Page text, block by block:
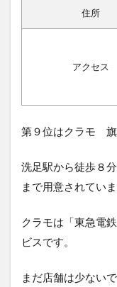
住所
アクセス
第９位はクラモ
洗足駅から徒歩８
まで用意されていま
クラモは「東急電
ビスです。
まだ店舗は少ない